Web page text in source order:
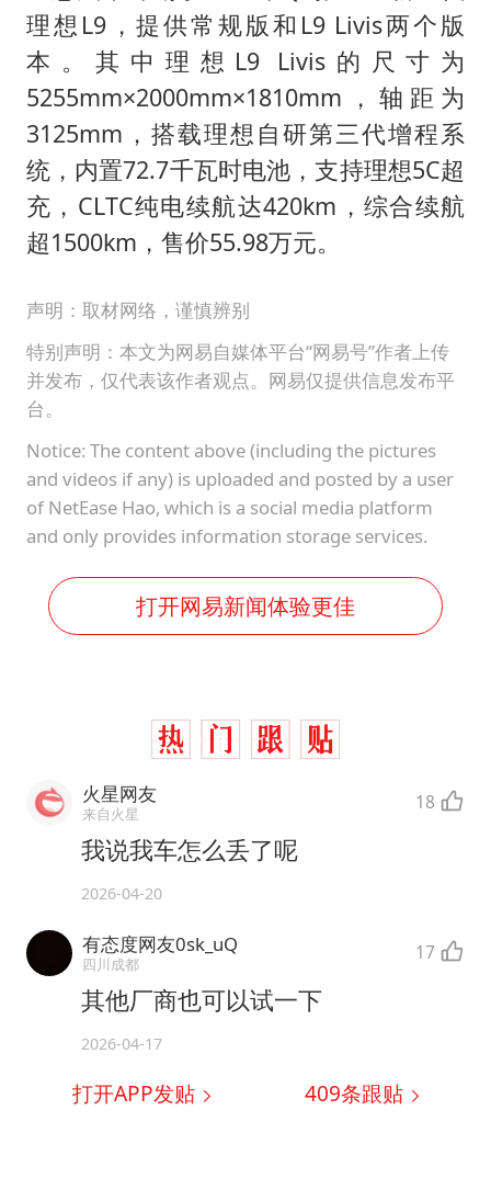
理想L9，提供常规版和L9 Livis两个版
本。其中理想L9 Livis的尺寸为
5255mm×2000mm×1810mm，轴距为
3125mm，搭载理想自研第三代增程系
统，内置72.7千瓦时电池，支持理想5C超
充，CLTC纯电续航达420km，综合续航
超1500km，售价55.98万元。
声明：取材网络，谨慎辨别
特别声明：本文为网易自媒体平台“网易号”作者上传
并发布，仅代表该作者观点。网易仅提供信息发布平
台。
Notice: The content above (including the pictures
and videos if any) is uploaded and posted by a user
of NetEase Hao, which is a social media platform
and only provides information storage services.
打开网易新闻体验更佳
火星网友
来自火星 18
我说我车怎么丢了呢
2026-04-20
有态度网友0sk_uQ
四川成都 17
其他厂商也可以试一下
2026-04-17
打开APP发贴 409条跟贴